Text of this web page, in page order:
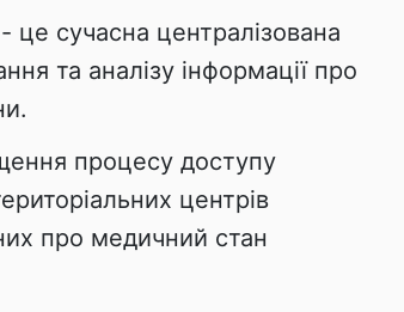
сучасна централізована
та аналізу інформації про
процесу доступу
центрів
про медичний стан